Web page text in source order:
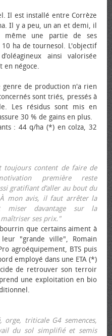
Il est installé entre Corrèze
Il y a peu, un an et demi, il
une partie de ses
ha de tournesol. L'objectif
ainsi valorisée
en négoce.
genre de production n'a rien
sont triés, pressés à
Les résidus sont mis en
30 % de gains en plus.
: 44 q/ha (*) en colza, 32
toujours content de faire de
première reste
gratifiant d’aller au bout du
mon avis, il faut arrêter la
miser davantage sur la
ses prix."
que certains aiment à
"grande ville", Romain
agroéquipement, BTS puis
employé dans une ETA (*)
de retrouver son terroir
une exploitation en bio
orge, triticale G4 semences,
du sol simplifié et semis